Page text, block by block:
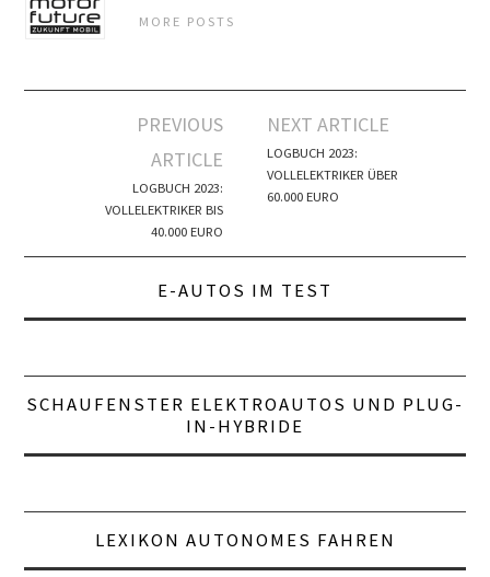
MORE POSTS
Navigation
PREVIOUS
ARTICLE
LOGBUCH 2023:
VOLLELEKTRIKER BIS
40.000 EURO
NEXT ARTICLE
LOGBUCH 2023:
VOLLELEKTRIKER ÜBER
60.000 EURO
E-AUTOS IM TEST
SCHAUFENSTER ELEKTROAUTOS UND PLUG-
IN-HYBRIDE
LEXIKON AUTONOMES FAHREN